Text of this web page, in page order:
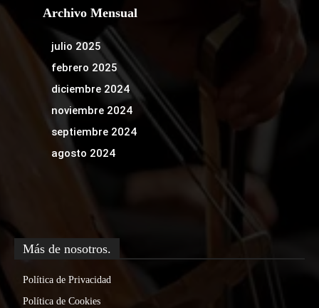
Archivo Mensual
julio 2025
febrero 2025
diciembre 2024
noviembre 2024
septiembre 2024
agosto 2024
Más de nosotros.
Política de Privacidad
Política de Cookies